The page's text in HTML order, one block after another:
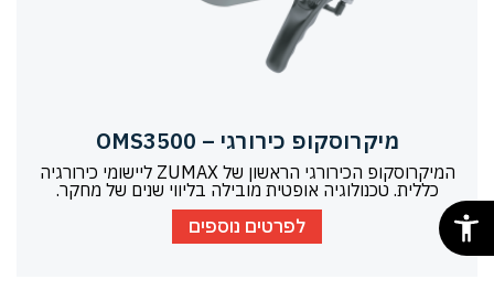
מיקרוסקופ כירורגי – OMS3500
המיקרוסקופ הכירורגי הראשון של ZUMAX ליישומי כירורגיה
כללית. טכנולוגיה אופטית מובילה בליווי שנים של מחקר.
לפרטים נוספים